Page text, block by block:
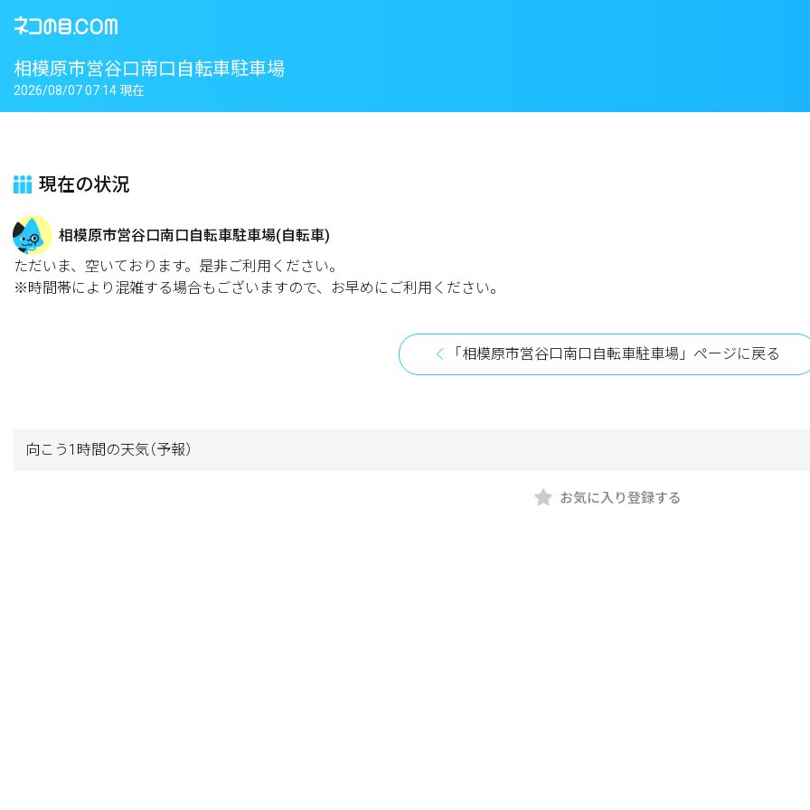
相模原市営谷口南口自転車駐車場
2026/08/07 07:14 現在
現在の状況
相模原市営谷口南口自転車駐車場(自転車)
ただいま、空いております。是非ご利用ください。
※時間帯により混雑する場合もございますので、お早めにご利用ください。
「相模原市営谷口南口自転車駐車場」ページに戻る
向こう1時間の天気（予報）
お気に入り登録する